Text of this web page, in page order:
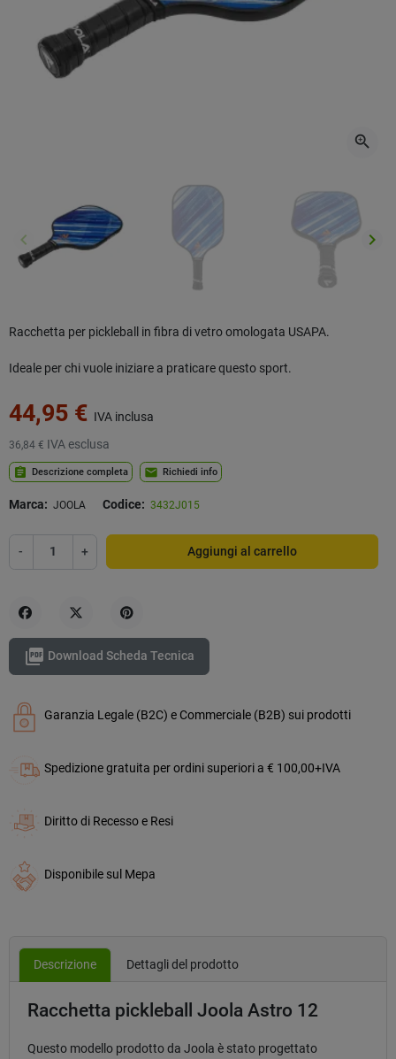
zoom_in
Precedente
keyboard_arrow_left keyboard_arrow_right
Racchetta per pickleball in fibra di vetro omologata USAPA.
Ideale per chi vuole iniziare a praticare questo sport.
44,95 € IVA inclusa
36,84 € IVA esclusa
assignment Descrizione completa mail Richiedi info
Marca: JOOLA Codice: 3432J015
- + Aggiungi al carrello
 Download Scheda Tecnica
Garanzia Legale (B2C) e Commerciale (B2B) sui prodotti
Spedizione gratuita per ordini superiori a € 100,00+IVA
Diritto di Recesso e Resi
Disponibile sul Mepa
Descrizione Dettagli del prodotto
Racchetta pickleball Joola Astro 12
Questo modello prodotto da Joola è stato progettato